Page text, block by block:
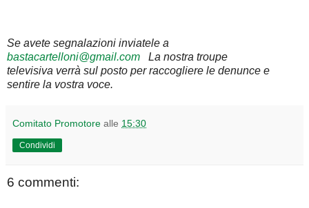
Se avete segnalazioni inviatele a
bastacartelloni@gmail.com La nostra troupe
televisiva verrà sul posto per raccogliere le denunce e
sentire la vostra voce.
Comitato Promotore alle 15:30
Condividi
6 commenti: